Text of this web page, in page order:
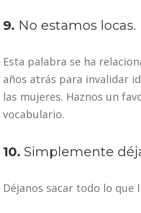
9. No estamos locas.
Esta palabra se ha
años atrás para invalidar
las mujeres. Haznos un
vocabulario.
10. Simplemente
Déjanos sacar todo lo que